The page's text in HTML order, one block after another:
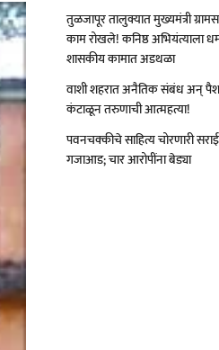
तुळजापूर तालुक्यात मुख्यमंत्री
काम रोखले! कनिष्ठ अभियंत्याला
शासकीय कामात अडथळा
वाशी शहरात अनैतिक संबंध अन्
कंटाळून तरुणाची आत्महत्या!
पवनचक्कीचे साहित्य चोरणारी
गजाआड; चार आरोपींना बेड्या